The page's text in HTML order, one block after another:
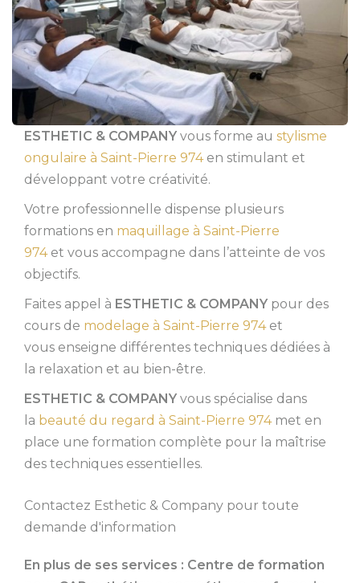
ESTHETIC & COMPANY vous forme au stylisme
ongulaire à Saint-Pierre 974en stimulant et
développant votre créativité.
Votre professionnelle dispense plusieurs
formations en maquillage à Saint-Pierre
974et vous accompagne dans l’atteinte de vos
objectifs.
Faites appel à ESTHETIC & COMPANY pour des
cours de modelage à Saint-Pierre 974et
vous enseigne différentes techniques dédiées à
la relaxation et au bien-être.
ESTHETIC & COMPANY vous spécialise dans
la beauté du regard à Saint-Pierre 974met en
place une formation complète pour la maîtrise
des techniques essentielles.
Contactez Esthetic & Company pour toute
demande d'information
En plus de ses services : Centre de formation